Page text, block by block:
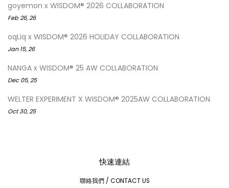
goyemon x WISDOM® 2026 COLLABORATION
Feb 26, 26
oqLiq x WISDOM® 2026 HOLIDAY COLLABORATION
Jan 15, 26
NANGA x WISDOM® 25 AW COLLABORATION
Dec 05, 25
WELTER EXPERIMENT X WISDOM® 2025AW COLLABORATION
Oct 30, 25
快速連結
聯絡我們 / CONTACT US